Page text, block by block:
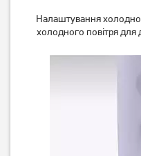
649грн
Налаштування
холодного повітря для